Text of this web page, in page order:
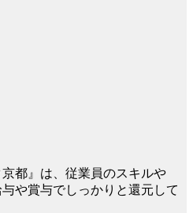
京都』は、従業員のスキルや
や賞与でしっかりと還元して